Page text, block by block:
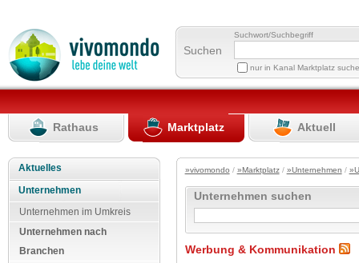
Suchen
Suchwort/Suchbegriff
nur in Kanal Marktplatz
Rathaus Marktplatz Aktuell
Aktuelles
Unternehmen
Unternehmen im Umkreis
Unternehmen nach
Branchen
»vivomondo / »Marktplatz/ »Unternehmen /
Unternehmen suchen
Werbung & Kommunikation